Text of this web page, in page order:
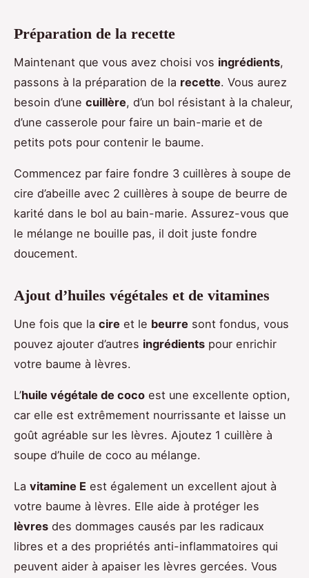
Préparation de la recette
Maintenant que vous avez choisi vos ingrédients,
passons à la préparation de la recette. Vous aurez
besoin d’une cuillère, d’un bol résistant à la chaleur,
d’une casserole pour faire un bain-marie et de
petits pots pour contenir le baume.
Commencez par faire fondre 3 cuillères à soupe de
cire d’abeille avec 2 cuillères à soupe de beurre de
karité dans le bol au bain-marie. Assurez-vous que
le mélange ne bouille pas, il doit juste fondre
doucement.
Ajout d’huiles végétales et de vitamines
Une fois que la cire et le beurre sont fondus, vous
pouvez ajouter d’autres ingrédients pour enrichir
votre baume à lèvres.
L’huile végétale de coco est une excellente option,
car elle est extrêmement nourrissante et laisse un
goût agréable sur les lèvres. Ajoutez 1 cuillère à
soupe d’huile de coco au mélange.
La vitamine E est également un excellent ajout à
votre baume à lèvres. Elle aide à protéger les
lèvres des dommages causés par les radicaux
libres et a des propriétés anti-inflammatoires qui
peuvent aider à apaiser les lèvres gercées. Vous